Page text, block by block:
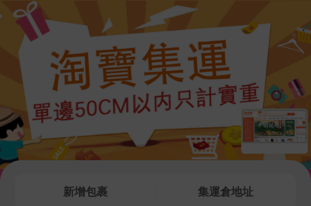
新增包裹 集運倉地址